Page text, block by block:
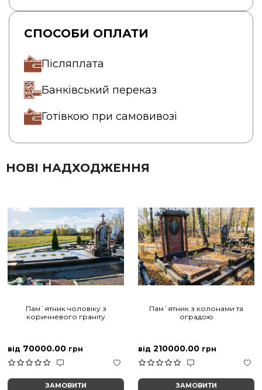
СПОСОБИ ОПЛАТИ
Післяплата
Банківський переказ
Готівкою при самовивозі
НОВІ НАДХОДЖЕННЯ
Пам`ятник чоловіку з
коричневого граніту
від 70000.00 грн
ЗАМОВИТИ
Пам`ятник з колонами та
оградою
від 210000.00 грн
ЗАМОВИТИ